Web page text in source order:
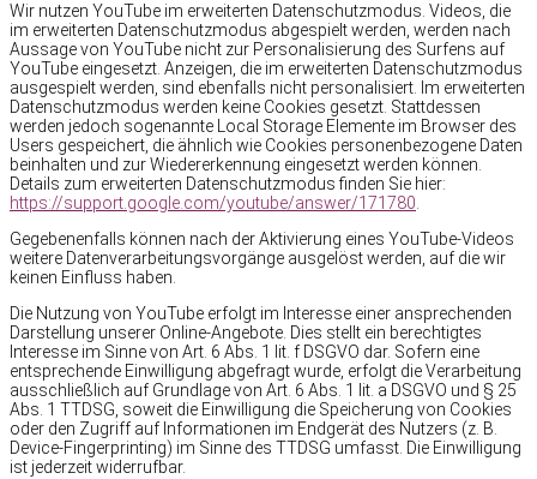
Wir nutzen YouTube im erweiterten Datenschutzmodus. Videos, die
im erweiterten Datenschutzmodus abgespielt werden, werden nach
Aussage von YouTube nicht zur Personalisierung des Surfens auf
YouTube eingesetzt. Anzeigen, die im erweiterten Datenschutzmodus
ausgespielt werden, sind ebenfalls nicht personalisiert. Im erweiterten
Datenschutzmodus werden keine Cookies gesetzt. Stattdessen
werden jedoch sogenannte Local Storage Elemente im Browser des
Users gespeichert, die ähnlich wie Cookies personenbezogene Daten
beinhalten und zur Wiedererkennung eingesetzt werden können.
Details zum erweiterten Datenschutzmodus finden Sie hier:
https://support.google.com/youtube/answer/171780.
Gegebenenfalls können nach der Aktivierung eines YouTube-Videos
weitere Datenverarbeitungsvorgänge ausgelöst werden, auf die wir
keinen Einfluss haben.
Die Nutzung von YouTube erfolgt im Interesse einer ansprechenden
Darstellung unserer Online-Angebote. Dies stellt ein berechtigtes
Interesse im Sinne von Art. 6 Abs. 1 lit. f DSGVO dar. Sofern eine
entsprechende Einwilligung abgefragt wurde, erfolgt die Verarbeitung
ausschließlich auf Grundlage von Art. 6 Abs. 1 lit. a DSGVO und § 25
Abs. 1 TTDSG, soweit die Einwilligung die Speicherung von Cookies
oder den Zugriff auf Informationen im Endgerät des Nutzers (z. B.
Device-Fingerprinting) im Sinne des TTDSG umfasst. Die Einwilligung
ist jederzeit widerrufbar.